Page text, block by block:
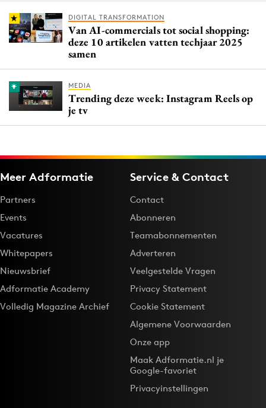
DIGITAL TRANSFORMATION
Van AI-commercials tot social shopping:
deze 10 artikelen vatten techjaar 2025
samen
MEDIA
Trending deze week: Instagram Reels op
je tv
Meer Adformatie
Partners
Events
Vacatures
Whitepapers
Nieuwsbrief
Adformatie Academy
Volledig Magazine Archief
Service & Contact
Contact
Abonneren
Teamabonnementen
Adverteren
Veelgestelde Vragen
Privacy Statement
Cookie Statement
Algemene Voorwaarden
Onze app
Maak Adformatie.nl je
Google-favoriet
Privacyinstellingen